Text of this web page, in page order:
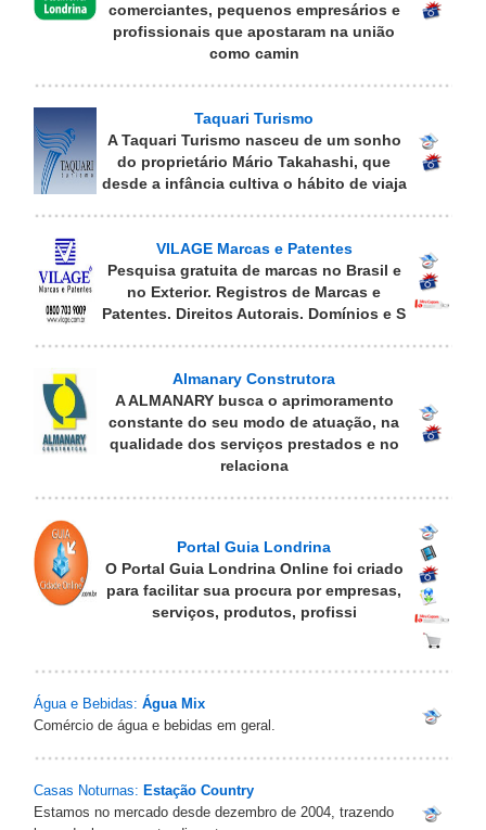
comerciantes, pequenos empresários e
profissionais que apostaram na união
como camin
Taquari Turismo
A Taquari Turismo nasceu de um sonho
do proprietário Mário Takahashi, que
desde a infância cultiva o hábito de viaja
VILAGE Marcas e Patentes
Pesquisa gratuita de marcas no Brasil e
no Exterior. Registros de Marcas e
Patentes. Direitos Autorais. Domínios e S
Almanary Construtora
A ALMANARY busca o aprimoramento
constante do seu modo de atuação, na
qualidade dos serviços prestados e no
relaciona
Portal Guia Londrina
O Portal Guia Londrina Online foi criado
para facilitar sua procura por empresas,
serviços, produtos, profissi
Água e Bebidas: Água Mix
Comércio de água e bebidas em geral.
Casas Noturnas: Estação Country
Estamos no mercado desde dezembro de 2004, trazendo